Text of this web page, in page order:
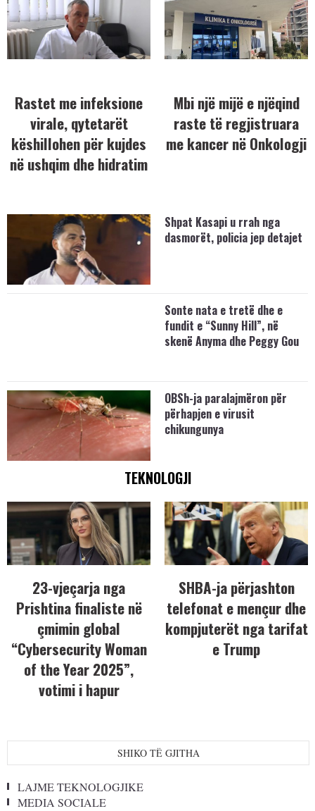
Rastet me infeksione
virale, qytetarët
këshillohen për kujdes
në ushqim dhe hidratim
Mbi një mijë e njëqind
raste të regjistruara
me kancer në Onkologji
Shpat Kasapi u rrah nga
dasmorët, policia jep detajet
Sonte nata e tretë dhe e
fundit e “Sunny Hill”, në
skenë Anyma dhe Peggy Gou
OBSh-ja paralajmëron për
përhapjen e virusit
chikungunya
TEKNOLOGJI
23-vjeçarja nga
Prishtina finaliste në
çmimin global
“Cybersecurity Woman
of the Year 2025”,
votimi i hapur
SHBA-ja përjashton
telefonat e mençur dhe
kompjuterët nga tarifat
e Trump
SHIKO TË GJITHA
LAJME TEKNOLOGJIKE
MEDIA SOCIALE